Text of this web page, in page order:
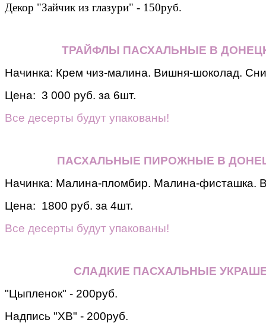
Декор "Зайчик из глазури" - 150руб.
ТРАЙФЛЫ ПАСХАЛЬНЫЕ В
Начинка: Крем чиз-малина. Вишня-шоколад.
Цена: 3 000 руб. за 6шт.
Все десерты будут упакованы!
ПАСХАЛЬНЫЕ ПИРОЖНЫЕ В
Начинка: Малина-пломбир. Малина-фисташка.
Цена: 1800 руб. за 4шт.
Все десерты будут упакованы!
СЛАДКИЕ ПАСХАЛЬНЫЕ
"Цыпленок" - 200руб.
Надпись "ХВ" - 200руб.